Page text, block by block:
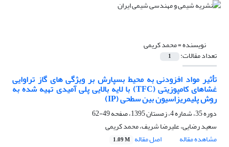
نویسنده =محمد کریمی
تعداد مقالات: 1
تأثیر مواد افزودنی به محیط بسپارش بر ویژگی های گاز تراوایی
غشاهای کامپوزیتی (TFC) با لایه بالایی پلی آمیدی تهیه شده به
روش پلیمریزاسیون بین سطحی (IP)
دوره 35، شماره 4، زمستان 1395، صفحه
49-62
سعید رضایی، علیرضا شریف، محمد کریمی
مشاهده مقاله
اصل مقاله 1.09 M